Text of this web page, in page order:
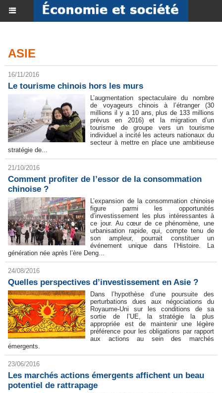
ASIE
16/11/2016
Le tourisme chinois hors les murs
L’augmentation spectaculaire du nombre
de voyageurs chinois à l’étranger (30
millions il y a 10 ans, plus de 133 millions
prévus en 2016) et la migration d’un
tourisme de groupe vers un tourisme
individuel a incité les acteurs nationaux du
secteur à mettre en place une ambitieuse
stratégie de...
21/10/2016
​Comment profiter de l’essor de la consommation
chinoise ?
L’expansion de la consommation chinoise
figure parmi les opportunités
d’investissement les plus intéressantes à
ce jour. Au cœur de ce phénomène, une
urbanisation rapide, qui, compte tenu de
son ampleur, pourrait constituer un
événement unique dans l’Histoire. La
génération née après l’ère Deng...
24/08/2016
Quelles perspectives d’investissement en Asie ?
Dans l’hypothèse d’une poursuite des
perturbations dues aux négociations du
Royaume-Uni sur les conditions de sa
sortie de l’UE, la stratégie la plus
appropriée est de maintenir une légère
préférence pour les obligations par rapport
aux actions au sein des marchés
émergents.
23/06/2016
Les marchés actions émergents affichent un beau
potentiel de rattrapage